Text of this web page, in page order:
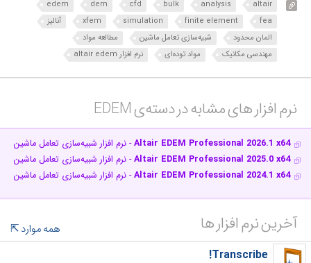
altair
analysis
bulk
cfd
dem
edem
fea
finite element
simulation
xfem
آنالیز
المان محدود
شبیه‌سازی تعامل ماشین‌
مطالعه مواد
مهندسی مکانیک
مواد توده‌ای نرم افزار altair edem
نرم افزار های مشابه در دسته‌ی‌ EDEM‎
Altair EDEM Professional 2026.1 x64- نرم افزار شبیه‌سازی تعامل
Altair EDEM Professional 2025.0 x64- نرم افزار شبیه‌سازی تعامل
Altair EDEM Professional 2024.1 x64- نرم افزار شبیه‌سازی تعامل
آخرین نرم افزار ها
همه موارد
Transcribe!